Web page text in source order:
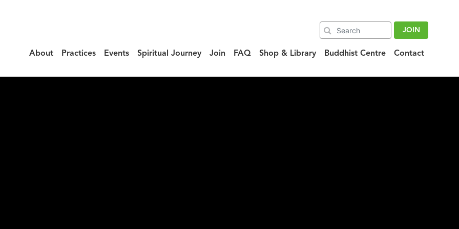
JOIN
About Practices Events Spiritual Journey Join FAQ Shop & Library Buddhist Centre Contact